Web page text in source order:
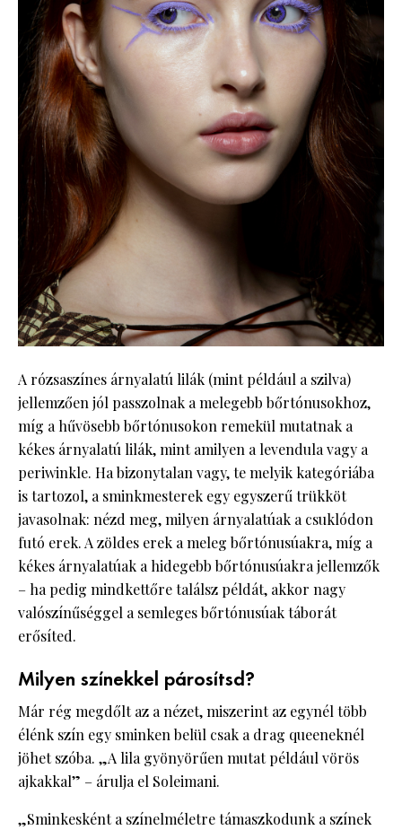
A rózsaszínes árnyalatú lilák (mint például a szilva)
jellemzően jól passzolnak a melegebb bőrtónusokhoz,
míg a hűvösebb bőrtónusokon remekül mutatnak a
kékes árnyalatú lilák, mint amilyen a levendula vagy a
periwinkle. Ha bizonytalan vagy, te melyik kategóriába
is tartozol, a sminkmesterek egy egyszerű trükköt
javasolnak: nézd meg, milyen árnyalatúak a csuklódon
futó erek. A zöldes erek a meleg bőrtónusúakra, míg a
kékes árnyalatúak a hidegebb bőrtónusúakra jellemzők
– ha pedig mindkettőre találsz példát, akkor nagy
valószínűséggel a semleges bőrtónusúak táborát
erősíted.
Milyen színekkel párosítsd?
Már rég megdőlt az a nézet, miszerint az egynél több
élénk szín egy sminken belül csak a drag queeneknél
jöhet szóba. „A lila gyönyörűen mutat például vörös
ajkakkal” – árulja el Soleimani.
„Sminkesként a színelméletre támaszkodunk a színek